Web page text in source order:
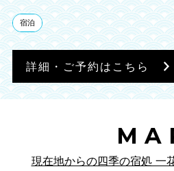
宿泊
詳細・ご予約はこちら
現在地からの四季の宿処 一